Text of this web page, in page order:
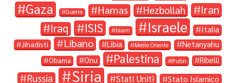
Gaza Guerra Hamas Hezbollah Iran
Iraq ISIS Islam Israele Italia
Jihadisti Libano Libia Medio Oriente Netanyahu
Obama Onu Palestina Putin Ribelli
Russia Siria Stati Uniti Stato Islamico